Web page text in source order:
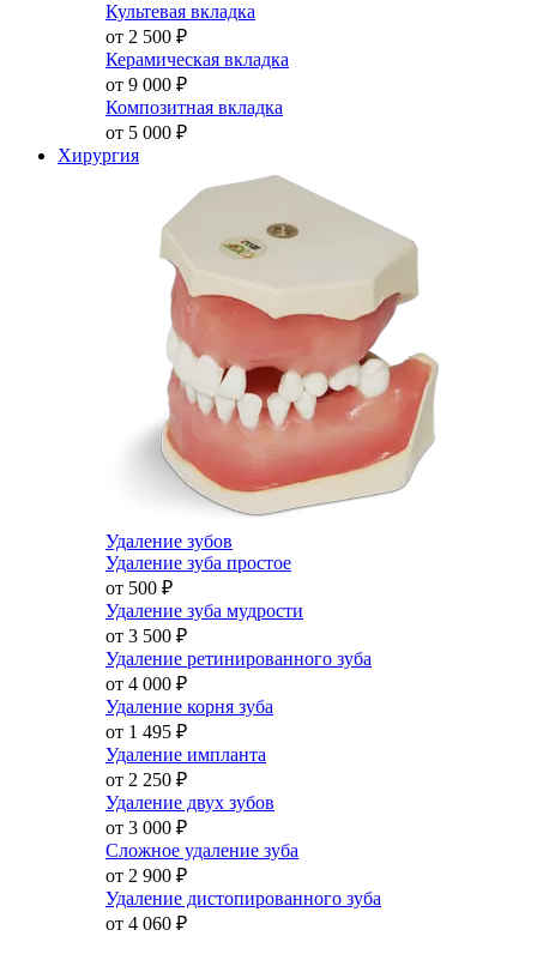
Культевая вкладка
от 2 500 ₽
Керамическая вкладка
от 9 000 ₽
Композитная вкладка
от 5 000 ₽
Хирургия
Удаление зубов
Удаление зуба простое
от 500 ₽
Удаление зуба мудрости
от 3 500 ₽
Удаление ретинированного зуба
от 4 000 ₽
Удаление корня зуба
от 1 495 ₽
Удаление импланта
от 2 250 ₽
Удаление двух зубов
от 3 000 ₽
Сложное удаление зуба
от 2 900 ₽
Удаление дистопированного зуба
от 4 060 ₽